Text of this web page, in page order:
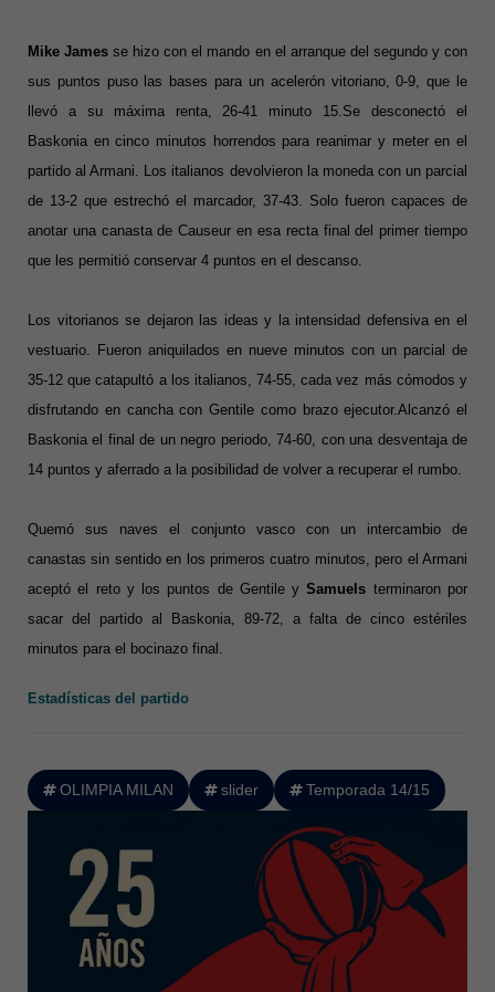
Mike James se hizo con el mando en el arranque del segundo y con
sus puntos puso las bases para un acelerón vitoriano, 0-9, que le
llevó a su máxima renta, 26-41 minuto 15. Se desconectó el
Baskonia en cinco minutos horrendos para reanimar y meter en el
partido al Armani. Los italianos devolvieron la moneda con un parcial
de 13-2 que estrechó el marcador, 37-43. Solo fueron capaces de
anotar una canasta de Causeur en esa recta final del primer tiempo
que les permitió conservar 4 puntos en el descanso.
Los vitorianos se dejaron las ideas y la intensidad defensiva en el
vestuario. Fueron aniquilados en nueve minutos con un parcial de
35-12 que catapultó a los italianos, 74-55, cada vez más cómodos y
disfrutando en cancha con Gentile como brazo ejecutor.Alcanzó el
Baskonia el final de un negro periodo, 74-60, con una desventaja de
14 puntos y aferrado a la posibilidad de volver a recuperar el rumbo.
Quemó sus naves el conjunto vasco con un intercambio de
canastas sin sentido en los primeros cuatro minutos, pero el Armani
aceptó el reto y los puntos de Gentile ySamuels terminaron por
sacar del partido al Baskonia, 89-72, a falta de cinco estériles
minutos para el bocinazo final.
Estadísticas del partido
OLIMPIA MILAN slider Temporada 14/15